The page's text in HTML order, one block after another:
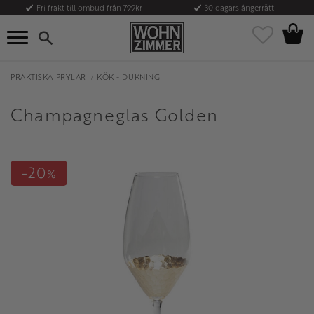
Meny
Fri frakt till ombud från 799kr 30 dagars ångerrätt
Favoriter
PRAKTISKA PRYLAR KÖK - DUKNING
Champagneglas Golden
20%